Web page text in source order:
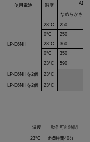
使用電池 温度
AE
なめらかさ優
LP-E6NH
23°C
250
0°C
250
23°C
360
0°C
350
23°C 590
LP-E6NH を2個 23°C
LP-E6NH を2個 23°C
温度 動作可能時間
23°C 約5時間40分